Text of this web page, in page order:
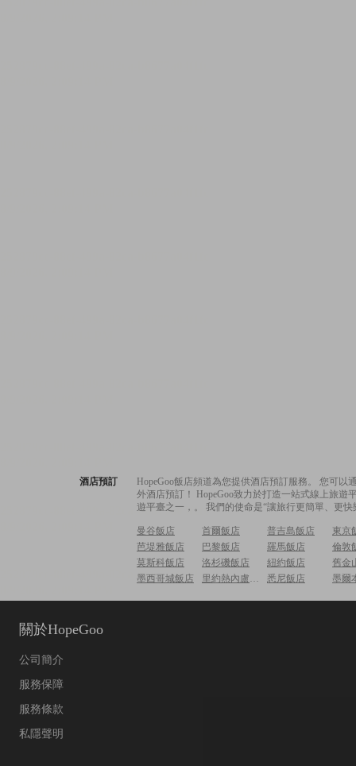
酒店預訂
HopeGoo飯店頻道為您提供酒店預訂服務。 您可
外酒店預訂！ HopeGoo致力於打造一站式線上旅
遊平臺之一，。 我們的使命是“讓旅行更簡單、更
曼谷飯店 首爾飯店 普吉島飯店
東京
芭堤雅飯店
巴黎飯店 羅馬飯店
倫敦
莫斯科飯店
洛杉磯飯店 紐約飯店
舊金
墨西哥城飯店
里約熱內盧飯店 悉尼飯店 墨爾
關於HopeGoo
公司簡介
服務保障
服務條款
私隱聲明